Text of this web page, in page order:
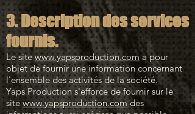
3. Description des services
fournis.
Le site www.yapsproduction.com a pour
objet de fournir une information concernant
l'ensemble des activités de la société.
Yaps Production s'efforce de fournir sur le
site www.yapsproduction.com des